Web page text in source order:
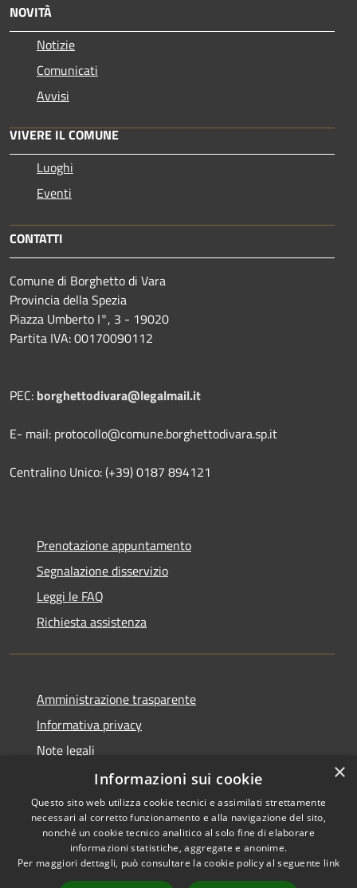
NOVITÀ
Notizie
Comunicati
Avvisi
VIVERE IL COMUNE
Luoghi
Eventi
CONTATTI
Comune di Borghetto di Vara
Provincia della Spezia
Piazza Umberto I°, 3 - 19020
Partita IVA: 00170090112
PEC: borghettodivara@legalmail.it
E- mail: protocollo@comune.borghettodivara.sp.it
Centralino Unico: (+39) 0187 894121
Prenotazione appuntamento
Segnalazione disservizio
Leggi le FAQ
Richiesta assistenza
Amministrazione trasparente
Informativa privacy
Note legali
Dichiarazione di accessibilità
RSS
Accessibilità
Copyright © 2026 • Comune di
Borghetto di Vara • Powered
×
Informazioni sui cookie
Questo sito web utilizza cookie tecnici e assimilati strettamente
necessari al corretto funzionamento e alla navigazione del sito,
nonché un cookie tecnico analitico al solo fine di elaborare
informazioni statistiche, aggregate e anonime.
Per maggiori dettagli, può consultare la cookie policy al seguente link